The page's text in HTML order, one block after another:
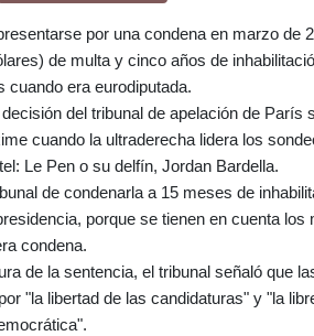
por una condena en marzo de
de multa y cinco años de
cuando era eurodiputada.
del tribunal de apelación de
cuando la ultraderecha lidera los
Le Pen o su delfín, Jordan Bardella.
de condenarla a 15 meses de
porque se tienen en cuenta
condena.
de la sentencia, el tribunal señaló que
"la libertad de las candidaturas" y "la